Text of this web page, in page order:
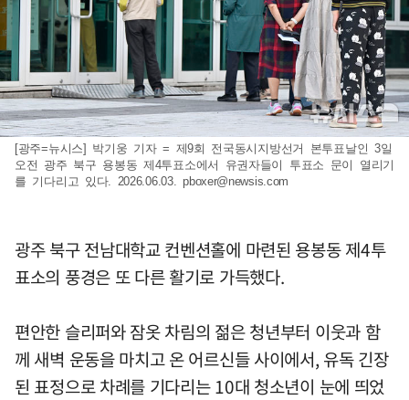
[광주=뉴시스] 박기웅 기자 = 제9회 전국동시지방선거 본투표날인 3일
오전 광주 북구 용봉동 제4투표소에서 유권자들이 투표소 문이 열리기
를 기다리고 있다. 2026.06.03.pboxer@newsis.com
광주 북구 전남대학교 컨벤션홀에 마련된 용봉동 제4투
표소의 풍경은 또 다른 활기로 가득했다.
편안한 슬리퍼와 잠옷 차림의 젊은 청년부터 이웃과 함
께 새벽 운동을 마치고 온 어르신들 사이에서, 유독 긴장
된 표정으로 차례를 기다리는 10대 청소년이 눈에 띄었